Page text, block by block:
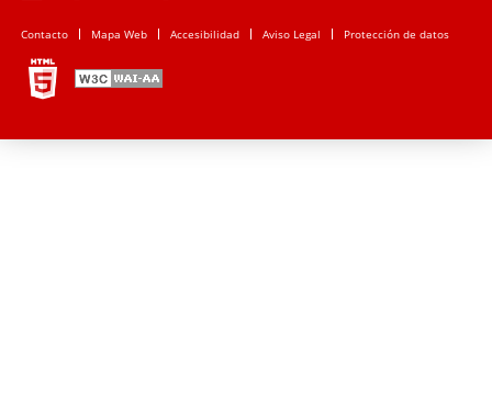
Contacto Mapa Web Accesibilidad Aviso Legal Protección de datos